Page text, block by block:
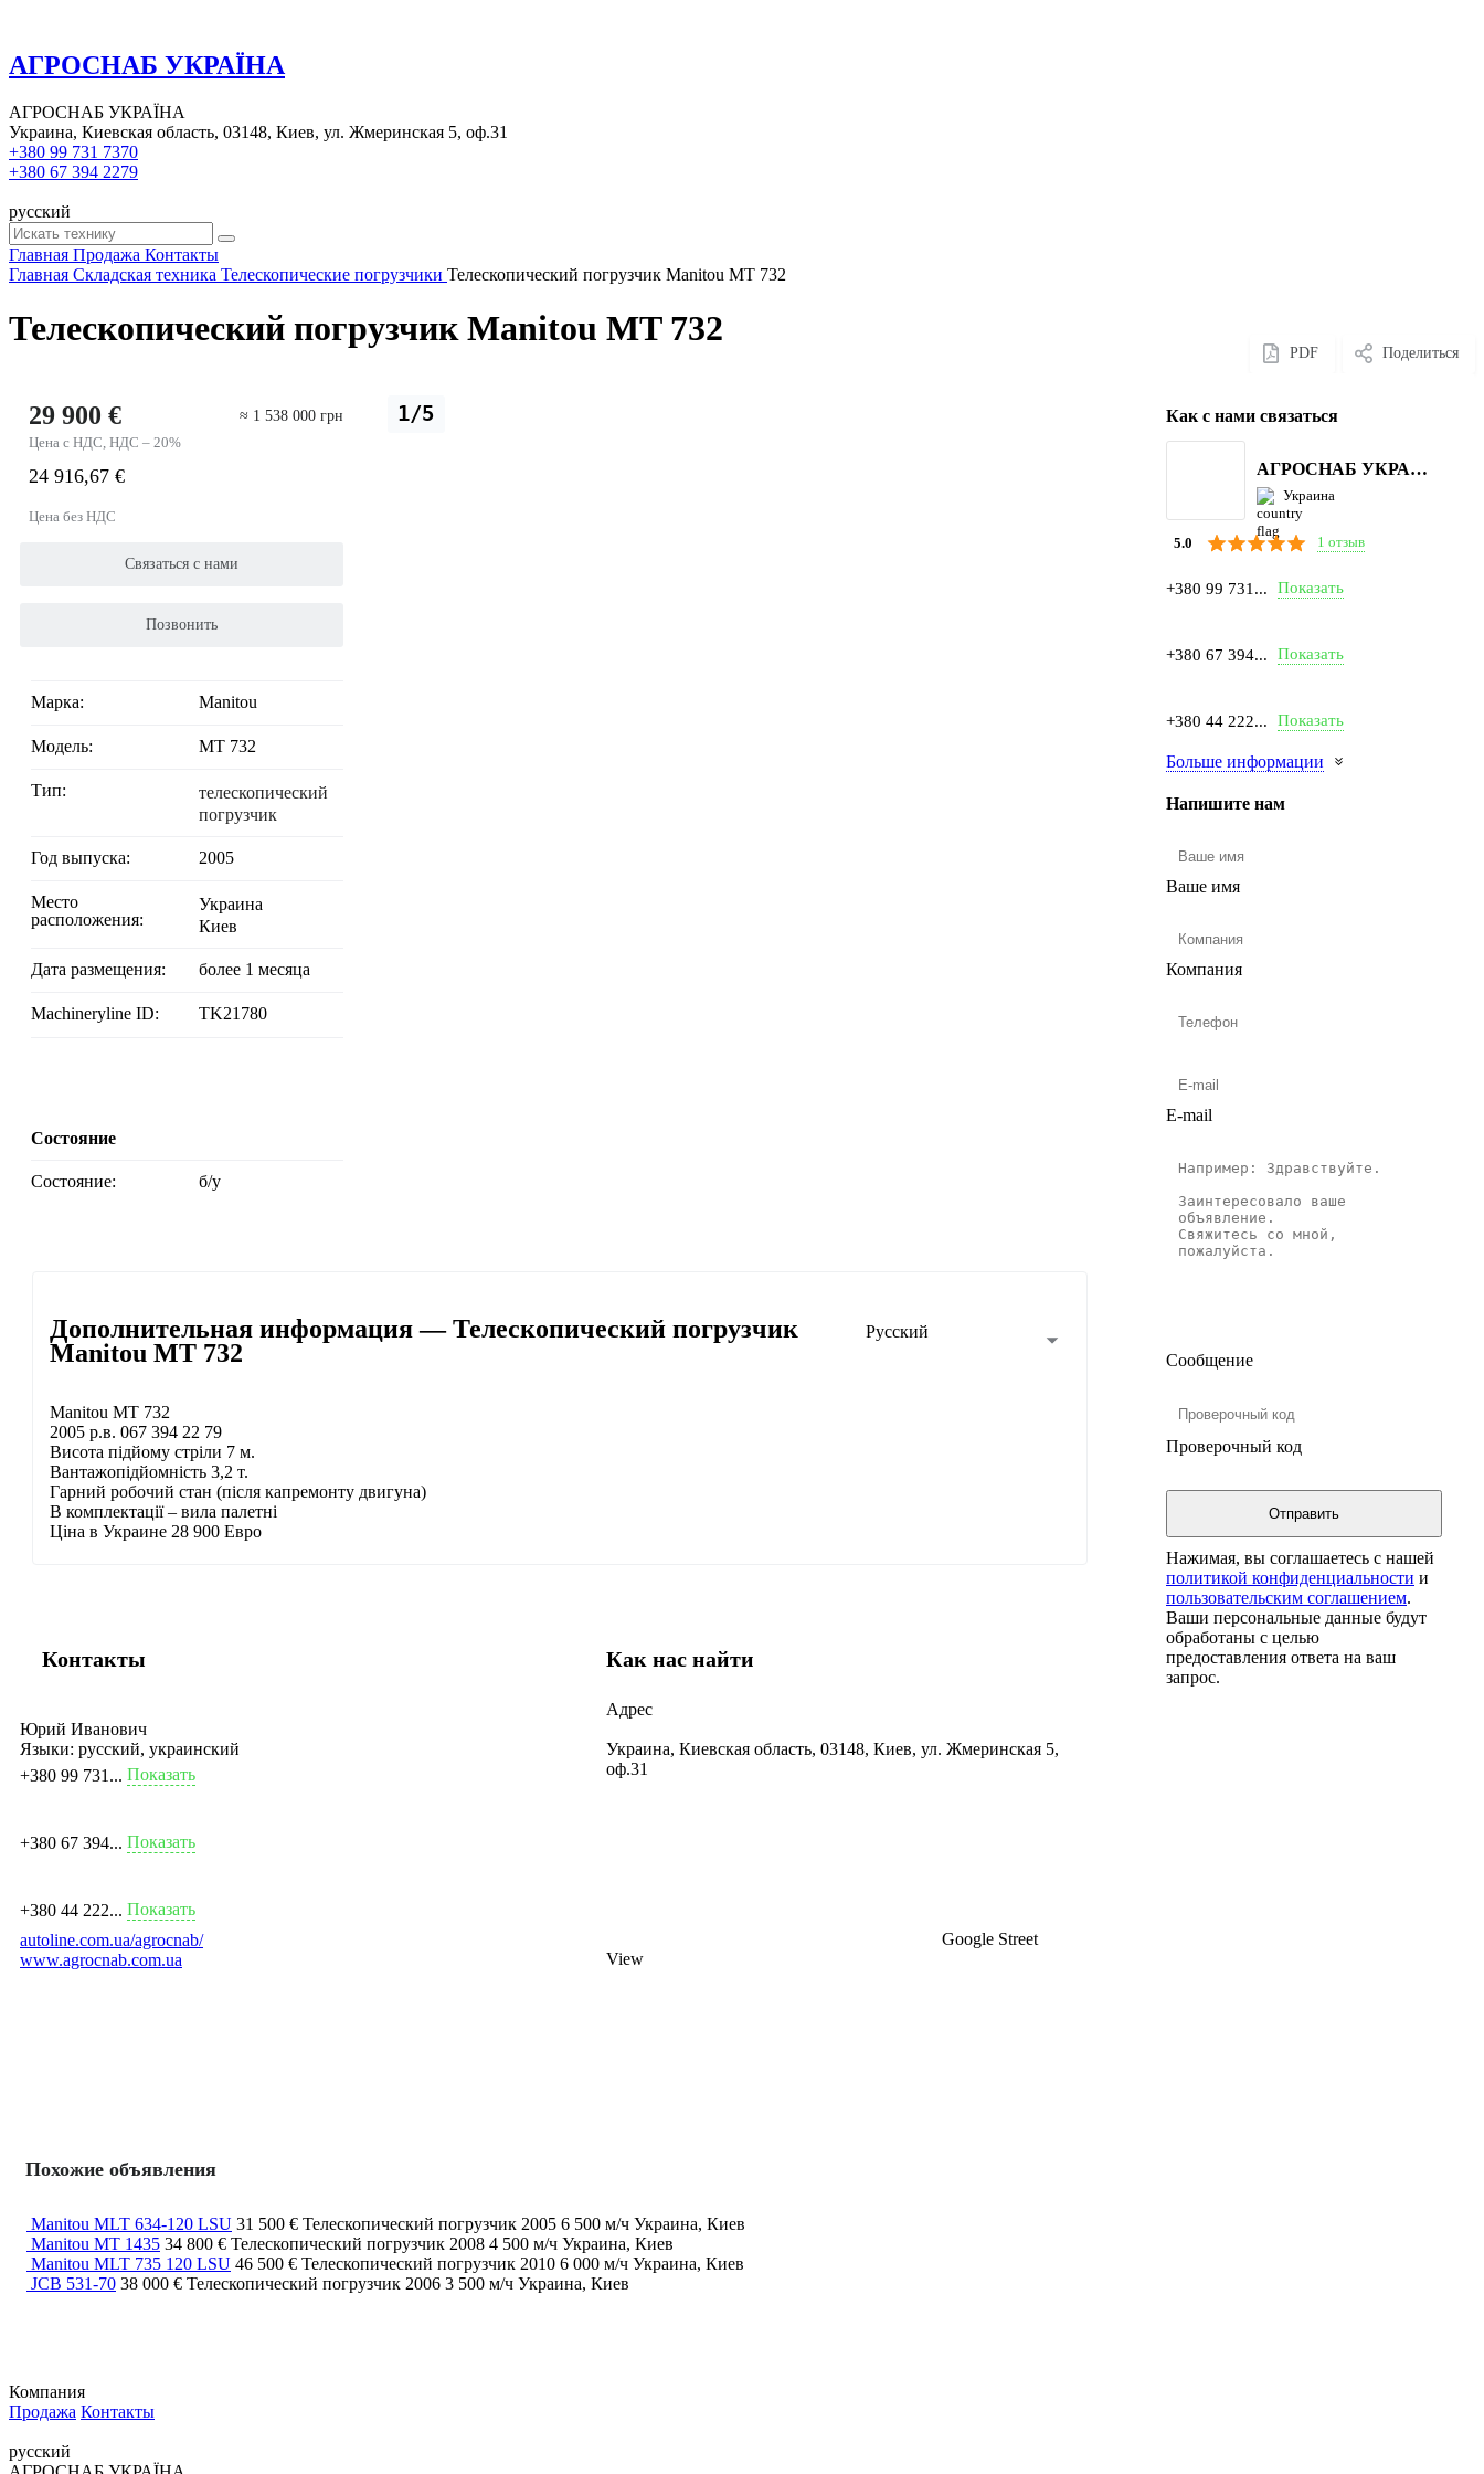
АГРОСНАБ УКРАЇНА
АГРОСНАБ УКРАЇНА
Украина, Киевская область, 03148, Киев, ул. Жмеринская 5, оф.31
+380 99 731 7370
+380 67 394 2279
русский
Главная Продажа Контакты
Главная Складская техника Телескопические погрузчики Телескопический погрузчик Manitou MT 732
Телескопический погрузчик Manitou MT 732
PDF Поделиться
1/5
29 900 €
Цена с НДС, НДС – 20%
≈ 1 538 000 грн
24 916,67 €
Цена без НДС
Связаться с нами
Позвонить
Марка: Manitou
Модель: MT 732
Тип:
телескопический
погрузчик
Год выпуска: 2005
Место
расположения:
Украина
Киев
Дата размещения: более 1 месяца
Machineryline ID: TK21780
Состояние
Состояние: б/у
Дополнительная информация — Телескопический погрузчик
Manitou MT 732
Русский
Manitou MT 732
2005 р.в. 067 394 22 79
Висота підйому стріли 7 м.
Вантажопідйомність 3,2 т.
Гарний робочий стан (після капремонту двигуна)
В комплектації – вила палетні
Ціна в Украине 28 900 Евро
Как с нами связаться
АГРОСНАБ УКРАЇНА
Украина
5.0 1 отзыв
+380 99 731... Показать
+380 67 394... Показать
+380 44 222... Показать
Больше информации
Напишите нам
Ваше имя
Компания
E-mail
Сообщение
Проверочный код
Нажимая, вы соглашаетесь с нашей
политикой конфиденциальности и
пользовательским соглашением.
Ваши персональные данные будут
обработаны с целью
предоставления ответа на ваш
запрос.
Контакты
Юрий Иванович
Языки: русский, украинский
+380 99 731... Показать
+380 67 394... Показать
+380 44 222... Показать
autoline.com.ua/agrocnab/
www.agrocnab.com.ua
Как нас найти
Адрес
Украина, Киевская область, 03148, Киев, ул. Жмеринская 5,
оф.31
Google Street
View
Похожие объявления
Manitou MLT 634-120 LSU 31 500 € Телескопический погрузчик 2005 6 500 м/ч Украина, Киев
Manitou MT 1435 34 800 € Телескопический погрузчик 2008 4 500 м/ч Украина, Киев
Manitou MLT 735 120 LSU 46 500 € Телескопический погрузчик 2010 6 000 м/ч Украина, Киев
JCB 531-70 38 000 € Телескопический погрузчик 2006 3 500 м/ч Украина, Киев
Компания
Продажа Контакты
русский